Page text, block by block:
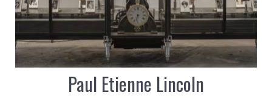
Paul Etienne Lincoln